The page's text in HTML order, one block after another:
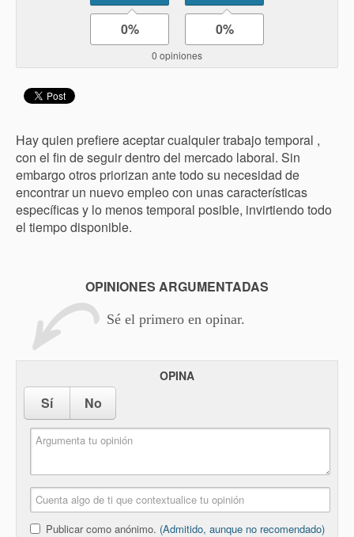
0% 0%
0 opiniones
Hay quien prefiere aceptar cualquier trabajo temporal ,
con el fin de seguir dentro del mercado laboral. Sin
embargo otros priorizan ante todo su necesidad de
encontrar un nuevo empleo con unas características
específicas y lo menos temporal posible, invirtiendo todo
el tiempo disponible.
OPINIONES ARGUMENTADAS
Sé el primero en opinar.
OPINA
Sí No
Publicar como anónimo. (Admitido, aunque no recomendado)